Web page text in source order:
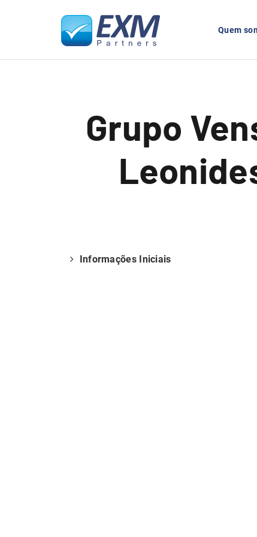
Quem
Grupo
Informações Iniciais